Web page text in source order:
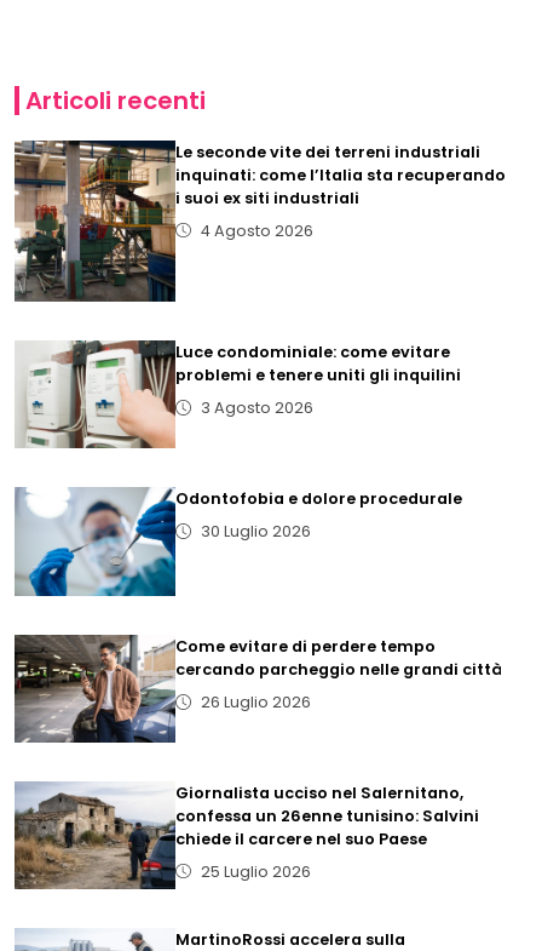
Articoli recenti
Le seconde vite dei terreni industriali
inquinati: come l’Italia sta recuperando
i suoi ex siti industriali
4 Agosto 2026
Luce condominiale: come evitare
problemi e tenere uniti gli inquilini
3 Agosto 2026
Odontofobia e dolore procedurale
30 Luglio 2026
Come evitare di perdere tempo
cercando parcheggio nelle grandi città
26 Luglio 2026
Giornalista ucciso nel Salernitano,
confessa un 26enne tunisino: Salvini
chiede il carcere nel suo Paese
25 Luglio 2026
MartinoRossi accelera sulla